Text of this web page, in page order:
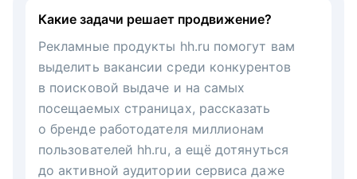
Какие задачи решает продвижение?
Рекламные продукты hh.ru помогут вам
выделить вакансии среди конкурентов
в поисковой выдаче и на самых
посещаемых страницах, рассказать
о бренде работодателя миллионам
пользователей hh.ru, а ещё дотянуться
до активной аудитории сервиса даже